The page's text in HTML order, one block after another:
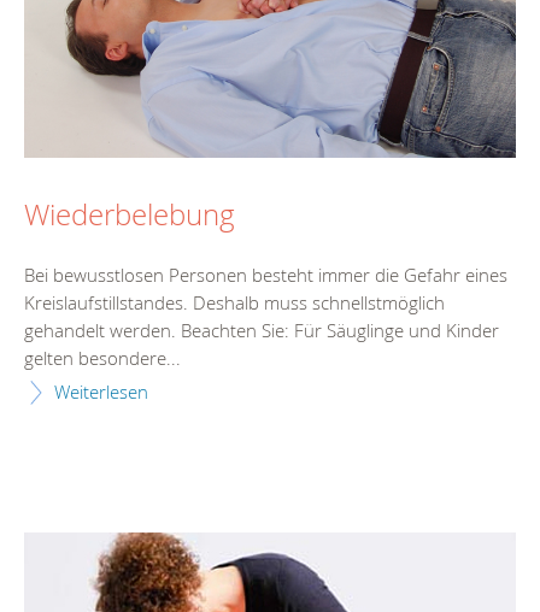
Wiederbelebung
Bei bewusstlosen Personen besteht immer die Gefahr eines
Kreislaufstillstandes. Deshalb muss schnellstmöglich
gehandelt werden. Beachten Sie: Für Säuglinge und Kinder
gelten besondere...
Weiterlesen